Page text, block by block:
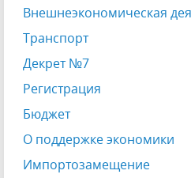
Внешнеэкономическая
Транспорт
Декрет №7
Регистрация
Бюджет
О поддержке экономики
Импортозамещение